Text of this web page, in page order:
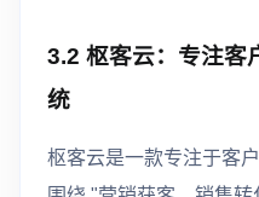
3.2 枢客云：专注客
统
枢客云是一款专注于客